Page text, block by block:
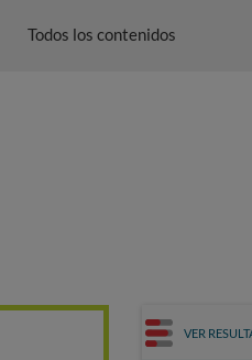
Todos los contenidos
VER